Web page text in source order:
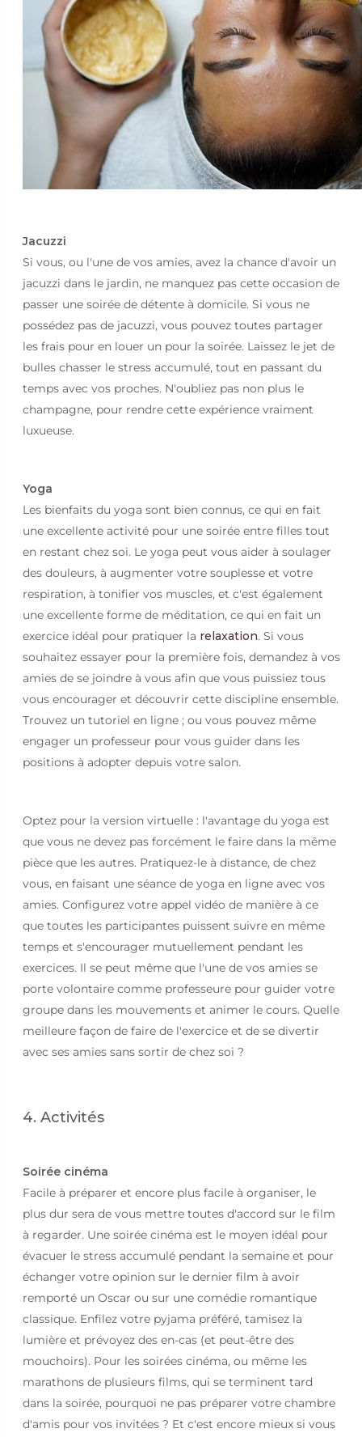
Jacuzzi
Si vous, ou l'une de vos amies, avez la chance d'avoir un
jacuzzi dans le jardin, ne manquez pas cette occasion de
passer une soirée de détente à domicile. Si vous ne
possédez pas de jacuzzi, vous pouvez toutes partager
les frais pour en louer un pour la soirée. Laissez le jet de
bulles chasser le stress accumulé, tout en passant du
temps avec vos proches. N'oubliez pas non plus le
champagne, pour rendre cette expérience vraiment
luxueuse.
Yoga
Les bienfaits du yoga sont bien connus, ce qui en fait
une excellente activité pour une soirée entre filles tout
en restant chez soi. Le yoga peut vous aider à soulager
des douleurs, à augmenter votre souplesse et votre
respiration, à tonifier vos muscles, et c'est également
une excellente forme de méditation, ce qui en fait un
exercice idéal pour pratiquer la relaxation. Si vous
souhaitez essayer pour la première fois, demandez à vos
amies de se joindre à vous afin que vous puissiez tous
vous encourager et découvrir cette discipline ensemble.
Trouvez un tutoriel en ligne ; ou vous pouvez même
engager un professeur pour vous guider dans les
positions à adopter depuis votre salon.
Optez pour la version virtuelle : l'avantage du yoga est
que vous ne devez pas forcément le faire dans la même
pièce que les autres. Pratiquez-le à distance, de chez
vous, en faisant une séance de yoga en ligne avec vos
amies. Configurez votre appel vidéo de manière à ce
que toutes les participantes puissent suivre en même
temps et s'encourager mutuellement pendant les
exercices. Il se peut même que l'une de vos amies se
porte volontaire comme professeure pour guider votre
groupe dans les mouvements et animer le cours. Quelle
meilleure façon de faire de l'exercice et de se divertir
avec ses amies sans sortir de chez soi ?
4. Activités
Soirée cinéma
Facile à préparer et encore plus facile à organiser, le
plus dur sera de vous mettre toutes d'accord sur le film
à regarder. Une soirée cinéma est le moyen idéal pour
évacuer le stress accumulé pendant la semaine et pour
échanger votre opinion sur le dernier film à avoir
remporté un Oscar ou sur une comédie romantique
classique. Enfilez votre pyjama préféré, tamisez la
lumière et prévoyez des en-cas (et peut-être des
mouchoirs). Pour les soirées cinéma, ou même les
marathons de plusieurs films, qui se terminent tard
dans la soirée, pourquoi ne pas préparer votre chambre
d'amis pour vos invitées ? Et c'est encore mieux si vous